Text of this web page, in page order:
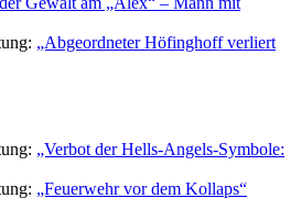
„Abgeordneter Höfinghoff verliert
„Verbot der Hells-Angels-Symbole:
„Feuerwehr vor dem Kollaps“